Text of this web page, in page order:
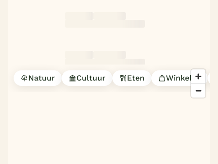
Natuur Cultuur Eten Winkelen